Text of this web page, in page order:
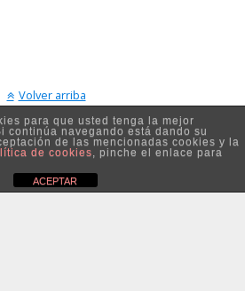
Volver arriba
Escritorio
para que usted tenga la mejor
continúa navegando está dando su
de las mencionadas cookies y la
de cookies, pinche el enlace para
ACEPTAR